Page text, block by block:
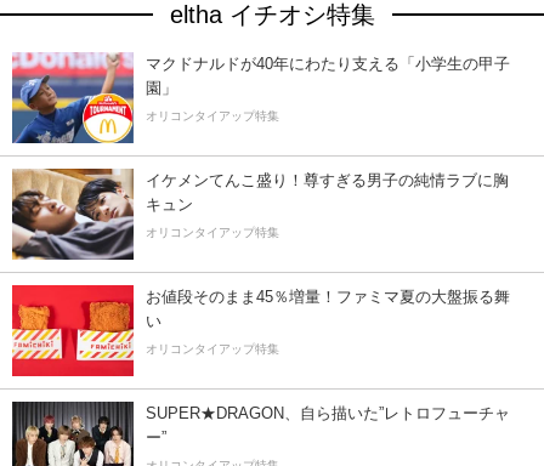
eltha イチオシ特集
マクドナルドが40年にわたり支える「小学生の甲子
園」
オリコンタイアップ特集
イケメンてんこ盛り！尊すぎる男子の純情ラブに胸
キュン
オリコンタイアップ特集
お値段そのまま45％増量！ファミマ夏の大盤振る舞
い
オリコンタイアップ特集
SUPER★DRAGON、自ら描いた”レトロフューチャ
ー”